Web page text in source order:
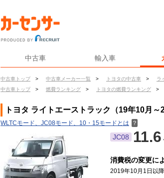
中古車 輸入車
中古車トップ > 中古車メーカー一覧 > トヨタの中古車 > ラ
中古車トップ
> 燃費ランキング > トヨタの燃費ランキング >
トヨタ ライトエーストラック（19年10月
WLTCモード、JC08モード、10・15モードとは ？
JC08 11.6
消費税の変更に
2019年10月1日以